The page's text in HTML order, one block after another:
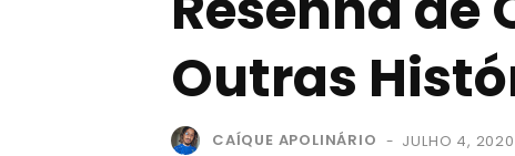
Outras
CAÍQUE APOLINÁRIO - JULHO 4, 2020